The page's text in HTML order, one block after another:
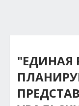
"ЕДИНАЯ